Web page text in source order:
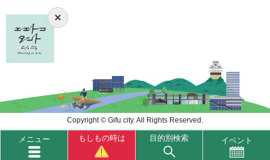
メニュー もしもの時は 目的別検索 イベント
Copyright © Gifu city. All Rights Reserved.